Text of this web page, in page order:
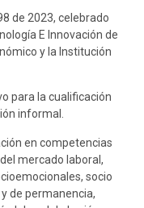
de 2023, celebrado
E Innovación de
y la Institución
para la cualificación
informal.
en competencias
mercado laboral,
socio
de permanencia,